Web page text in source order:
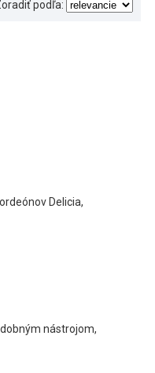
podľa:
Delicia,
nástrojom,